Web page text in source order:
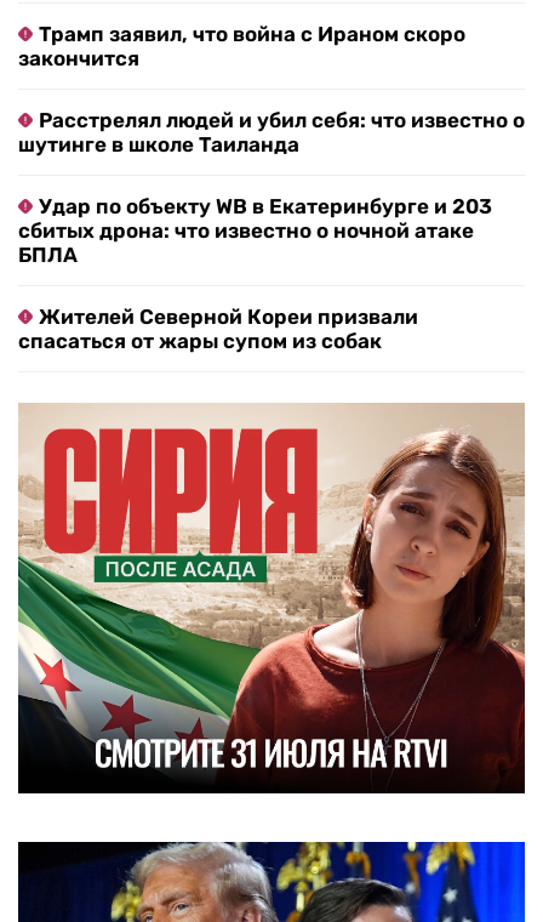
Трамп заявил, что война с Ираном скоро
закончится
Расстрелял людей и убил себя: что известно о
шутинге в школе Таиланда
Удар по объекту WB в Екатеринбурге и 203
сбитых дрона: что известно о ночной атаке
БПЛА
Жителей Северной Кореи призвали
спасаться от жары супом из собак